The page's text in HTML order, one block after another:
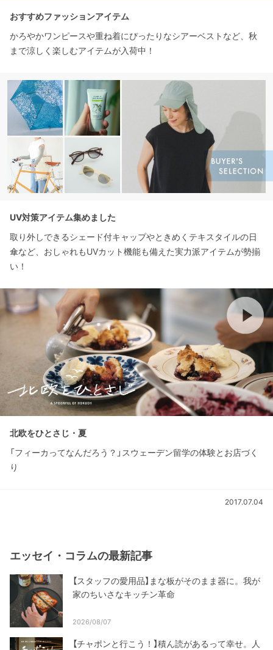
おすすめファッションアイテム
かろやかワンピースや重ね着にぴったりなシアーベストなど、秋
まで涼しく楽しむアイテムが入荷中！
UV対策アイテム集めました
取り外しできるシェード付キャップやときめくテキスタイルの日
傘など、おしゃれもUVカット機能も備えた実力派アイテムが勢揃
い！
北欧をひとさじ・夏
「フィーカってなんだろう？」スウェーデン留学の体験とお店づく
り
2017.07.04
エッセイ・コラムの最新記事
【スタッフの愛用品】まな板がそのまま器に。我が
家のちいさなキッチン革命
2026/08/07
【チャポンと行こう！】積ん読があるって幸せ。人